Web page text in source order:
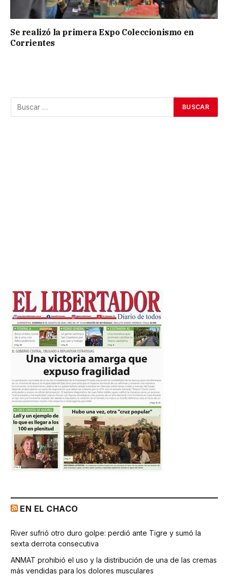
Se realizó la primera Expo Coleccionismo en
Corrientes
EN EL CHACO
River sufrió otro duro golpe: perdió ante Tigre y sumó la
sexta derrota consecutiva
ANMAT prohibió el uso y la distribución de una de las cremas
más vendidas para los dolores musculares